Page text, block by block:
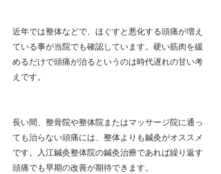
近年では整体などで、ほぐすと悪化する頭痛が増え
ている事が当院でも確認しています。硬い筋肉を緩
めるだけで頭痛が治るというのは時代遅れの甘い考
えです。
長い間、整骨院や整体院またはマッサージ院に通っ
ても治らない頭痛には、整体よりも鍼灸がオススメ
です。入江鍼灸整体院の鍼灸治療であれば繰り返す
頭痛でも早期の改善が期待できます。